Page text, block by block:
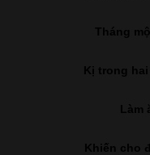
Tháng
Kị trong
Làm
Khiến cho